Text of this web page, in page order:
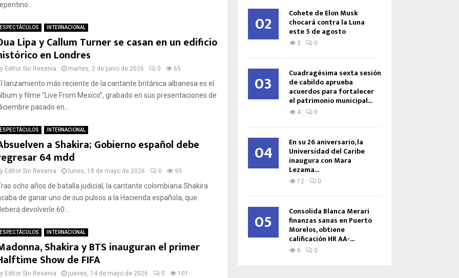
ESPECTÁCULOS INTERNACIONAL
Lipa y Callum Turner se casan en un edificio
en Londres
Editor Sin Reserva martes, 2 de junio de 2026 0 65
lanzamiento más reciente de la cantante británica albanesa es el
y filme “Live From Mexico”, grabado en sus presentaciones de
pasado en...
ESPECTÁCULOS INTERNACIONAL
a Shakira; Gobierno español debe
64 mdd
Editor Sin Reserva lunes, 18 de mayo de 2026 0 93
ocho años de batalla judicial, la cantante colombiana Shakira
de ganar uno de sus pulsos a la Hacienda española, que
devolverle 60...
ESPECTÁCULOS INTERNACIONAL
Shakira y BTS inauguran el primer
Show de FIFA
Editor Sin Reserva jueves, 14 de mayo de 2026 0 101
02 Cohete de Elon Musk
chocará contra la Luna
este 5 de agosto
3 0
03 Cuadragésima sexta sesión
de cabildo aprueba
acuerdos para fortalecer
el patrimonio municipal...
4 0
04 En su 26 aniversario, la
Universidad del Caribe
inaugura con Mara
Lezama...
12 0
05 Consolida Blanca Merari
finanzas sanas en Puerto
Morelos, obtiene
calificación HR AA-...
6 0